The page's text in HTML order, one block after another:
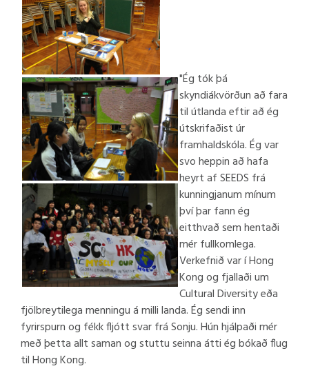
"Ég tók þá
skyndiákvörðun að fara
til útlanda eftir að ég
útskrifaðist úr
framhaldskóla. Ég var
svo heppin að hafa
heyrt af SEEDS frá
kunningjanum mínum
því þar fann ég
eitthvað sem hentaði
mér fullkomlega.
Verkefnið var í Hong
Kong og fjallaði um
Cultural Diversity eða
fjölbreytilega menningu á milli landa. Ég sendi inn
fyrirspurn og fékk fljótt svar frá Sonju. Hún hjálpaði mér
með þetta allt saman og stuttu seinna átti ég bókað flug
til Hong Kong.